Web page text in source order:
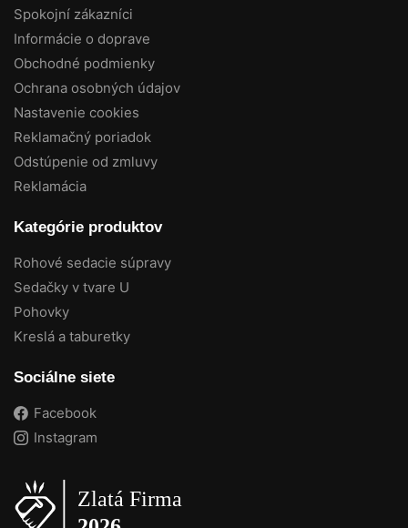
Spokojní zákazníci
Informácie o doprave
Obchodné podmienky
Ochrana osobných údajov
Nastavenie cookies
Reklamačný poriadok
Odstúpenie od zmluvy
Reklamácia
Kategórie produktov
Rohové sedacie súpravy
Sedačky v tvare U
Pohovky
Kreslá a taburetky
Sociálne siete
Facebook
Instagram